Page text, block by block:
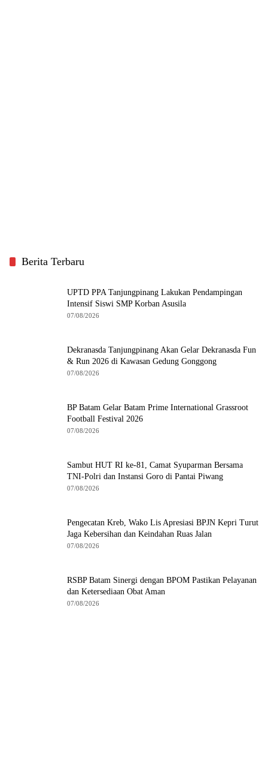
Berita Terbaru
UPTD PPA Tanjungpinang Lakukan Pendampingan
Intensif Siswi SMP Korban Asusila
07/08/2026
Dekranasda Tanjungpinang Akan Gelar Dekranasda Fun
& Run 2026 di Kawasan Gedung Gonggong
07/08/2026
BP Batam Gelar Batam Prime International Grassroot
Football Festival 2026
07/08/2026
Sambut HUT RI ke-81, Camat Syuparman Bersama
TNI-Polri dan Instansi Goro di Pantai Piwang
07/08/2026
Pengecatan Kreb, Wako Lis Apresiasi BPJN Kepri Turut
Jaga Kebersihan dan Keindahan Ruas Jalan
07/08/2026
RSBP Batam Sinergi dengan BPOM Pastikan Pelayanan
dan Ketersediaan Obat Aman
07/08/2026